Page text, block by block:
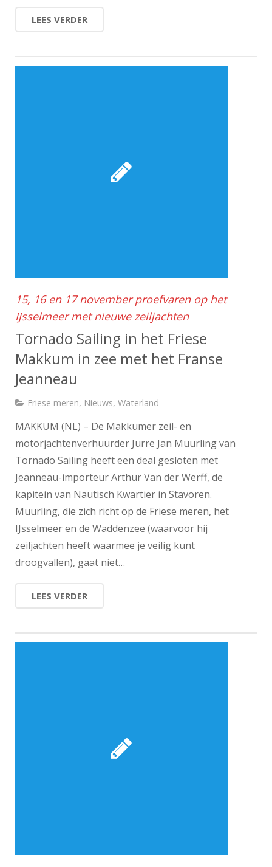
LEES VERDER
15, 16 en 17 november proefvaren op het
IJsselmeer met nieuwe zeiljachten
Tornado Sailing in het Friese
Makkum in zee met het Franse
Jeanneau
Friese meren, Nieuws, Waterland
MAKKUM (NL) – De Makkumer zeil- en
motorjachtenverhuurder Jurre Jan Muurling van
Tornado Sailing heeft een deal gesloten met
Jeanneau-importeur Arthur Van der Werff, de
kapitein van Nautisch Kwartier in Stavoren.
Muurling, die zich richt op de Friese meren, het
IJsselmeer en de Waddenzee (waarvoor hij
zeiljachten heeft waarmee je veilig kunt
droogvallen), gaat niet…
LEES VERDER